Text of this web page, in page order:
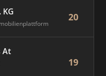
KG 20
At
19